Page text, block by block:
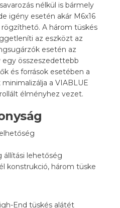
nélkül is bármely
igény esetén akár M6x16
A három tüskés
az eszközt az
esetén az
egy összeszedettebb
és források esetében a
a VIABLUE
élményhez vezet.
állítási lehetőség
konstrukció, három tüske